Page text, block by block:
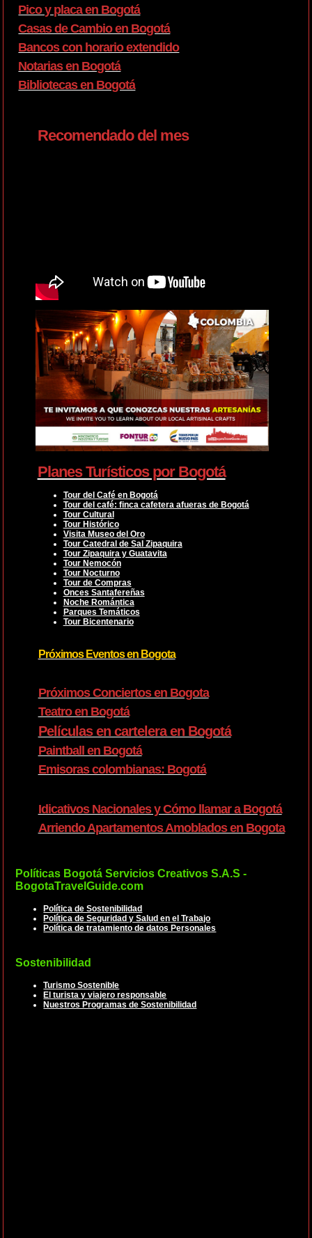
Pico y placa en Bogotá
Casas de Cambio en Bogotá
Bancos con horario extendido
Notarias en Bogotá
Bibliotecas en Bogotá
Recomendado del mes
Planes Turísticos por Bogotá
Tour del Café en Bogotá
Tour del café: finca cafetera afueras de Bogotá
Tour Cultural
Tour Histórico
Visita Museo del Oro
Tour Catedral de Sal Zipaquira
Tour Zipaquira y Guatavita
Tour Nemocón
Tour Nocturno
Tour de Compras
Onces Santafereñas
Noche Romántica
Parques Temáticos
Tour Bicentenario
Próximos Eventos en Bogota
Próximos Conciertos en Bogota
Teatro en Bogotá
Películas en cartelera en Bogotá
Paintball en Bogotá
Emisoras colombianas: Bogotá
Idicativos Nacionales y Cómo llamar a Bogotá
Arriendo Apartamentos Amoblados en Bogota
Políticas Bogotá Servicios Creativos S.A.S -
BogotaTravelGuide.com
Política de Sostenibilidad
Política de Seguridad y Salud en el Trabajo
Política de tratamiento de datos Personales
Sostenibilidad
Turismo Sostenible
El turista y viajero responsable
Nuestros Programas de Sostenibilidad